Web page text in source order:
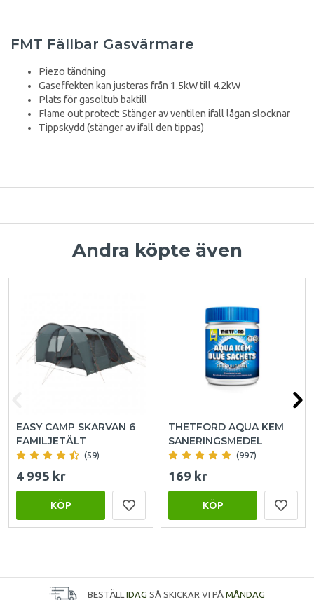
FMT Fällbar Gasvärmare
Piezo tändning
Gaseffekten kan justeras från 1.5kW till 4.2kW
Plats för gasoltub baktill
Flame out protect: Stänger av ventilen ifall lågan slocknar
Tippskydd (stänger av ifall den tippas)
Andra köpte även
EASY CAMP SKARVAN 6
FAMILJETÄLT
(59)
4 995 kr
KÖP
THETFORD AQUA KEM
SANERINGSMEDEL
(997)
169 kr
KÖP
BESTÄLL IDAG SÅ SKICKAR VI PÅ MÅNDAG